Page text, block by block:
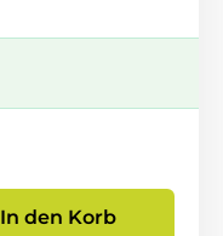
In den Korb